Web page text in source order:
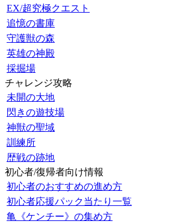
EX/超究極クエスト
追憶の書庫
守護獣の森
英雄の神殿
採掘場
チャレンジ攻略
未開の大地
閃きの遊技場
神獣の聖域
訓練所
歴戦の跡地
初心者/復帰者向け情報
初心者のおすすめの進め方
初心者応援パック当たり一覧
亀《ケンチー》の集め方